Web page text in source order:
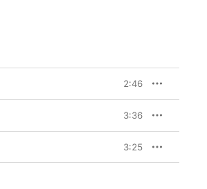
2:46
3:36
3:25